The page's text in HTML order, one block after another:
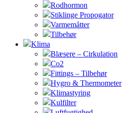
Rodhormon
Stiklinge Propogator
Varmemåtter
Tilbehør
Klima
Blæsere – Cirkulation
Co2
Fittings – Tilbehør
Hygro & Thermometer
Klimastyring
Kulfilter